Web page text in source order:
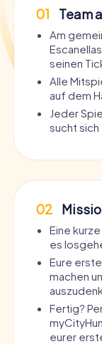
01 Team
Am
seinen
Alle
auf dem
Jeder
sucht sich
02
Eine
es
Eure
machen
Fertig?
eurer